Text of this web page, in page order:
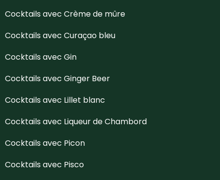
Cocktails avec Crème de mûre
Cocktails avec Curaçao bleu
Cocktails avec Gin
Cocktails avec Ginger Beer
Cocktails avec Lillet blanc
Cocktails avec Liqueur de Chambord
Cocktails avec Picon
Cocktails avec Pisco